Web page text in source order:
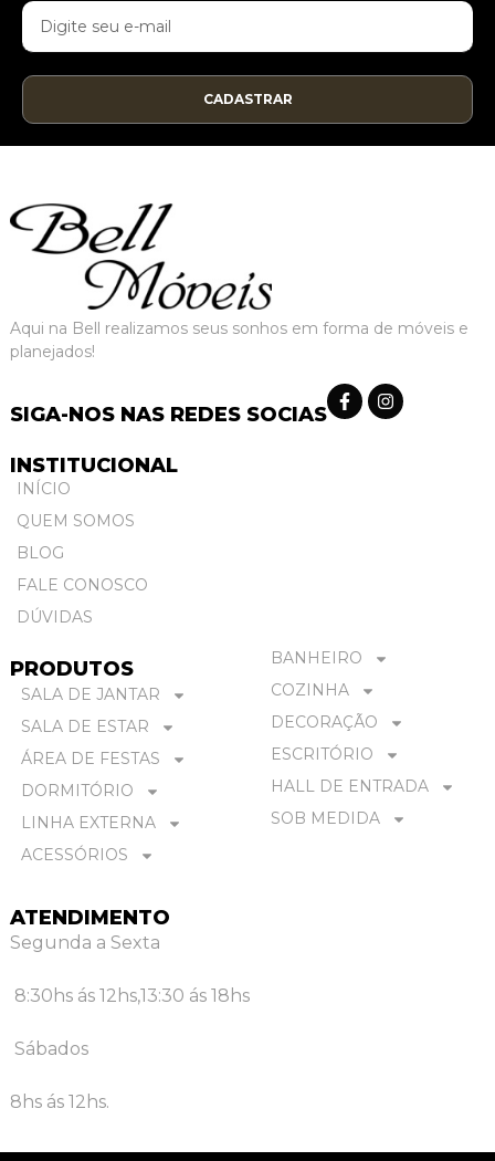
CADASTRAR
Aqui na Bell realizamos seus sonhos em forma de móveis e
planejados!
INSTITUCIONAL
INÍCIO
QUEM SOMOS
BLOG
FALE CONOSCO
DÚVIDAS
PRODUTOS
SALA DE JANTAR
SALA DE ESTAR
ÁREA DE FESTAS
DORMITÓRIO
LINHA EXTERNA
ACESSÓRIOS
BANHEIRO
COZINHA
DECORAÇÃO
ESCRITÓRIO
HALL DE ENTRADA
SOB MEDIDA
ATENDIMENTO
Segunda a Sexta
8:30hs ás 12hs,13:30 ás 18hs
Sábados
8hs ás 12hs.
SIGA-NOS NAS REDES SOCIAS